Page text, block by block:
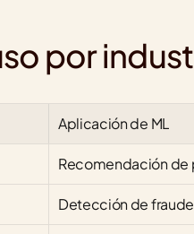
por
Aplicación de ML
Recomendación
Detección de